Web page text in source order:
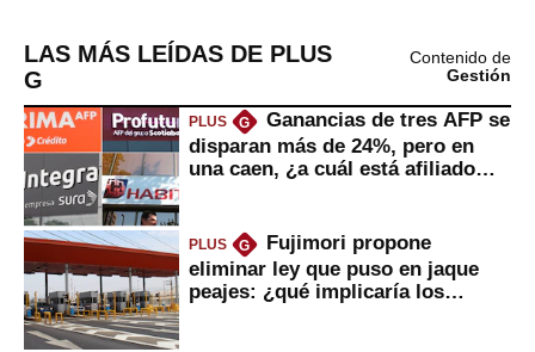
LAS MÁS LEÍDAS DE PLUS
G
Contenido de
Gestión
PLUS G
Ganancias de tres AFP se
disparan más de 24%, pero en
una caen, ¿a cuál está afiliado
PLUS G
Fujimori propone
eliminar ley que puso en jaque
peajes: ¿qué implicaría los